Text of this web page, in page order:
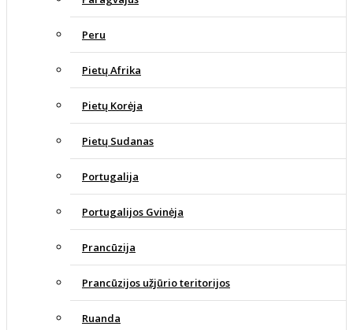
Peru
Pietų Afrika
Pietų Korėja
Pietų Sudanas
Portugalija
Portugalijos Gvinėja
Prancūzija
Prancūzijos užjūrio teritorijos
Ruanda